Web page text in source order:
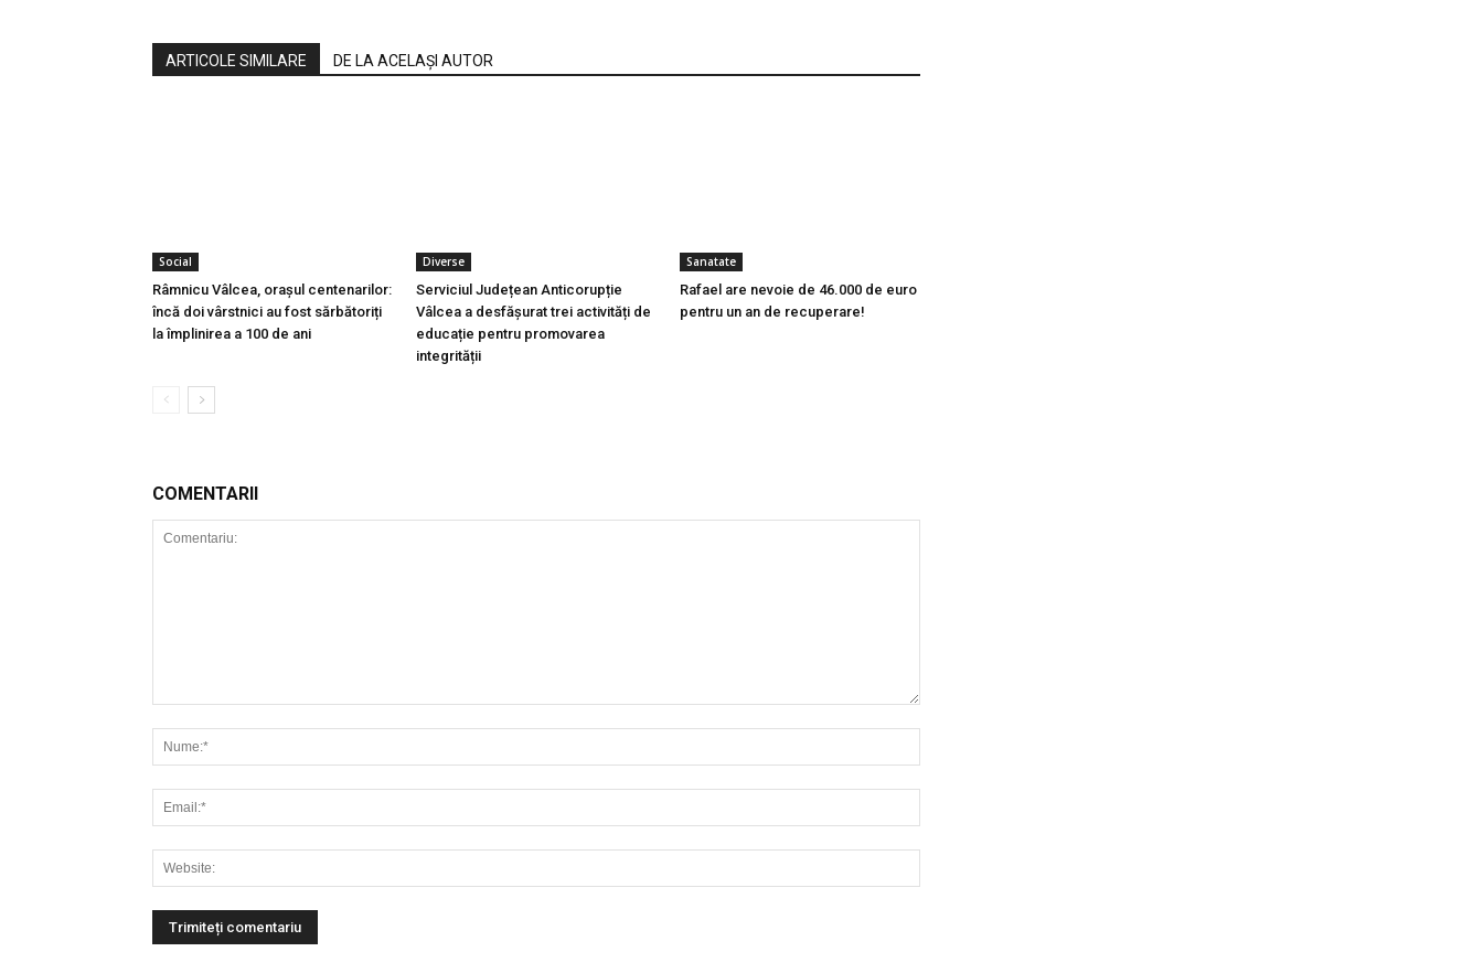
ARTICOLE SIMILARE DE LA ACELAȘI AUTOR
Social
Râmnicu Vâlcea, orașul centenarilor:
încă doi vârstnici au fost sărbătoriți
la împlinirea a 100 de ani
Diverse
Serviciul Județean Anticorupție
Vâlcea a desfășurat trei activități de
educație pentru promovarea
integrității
Sanatate
Rafael are nevoie de 46.000 de euro
pentru un an de recuperare!
COMENTARII